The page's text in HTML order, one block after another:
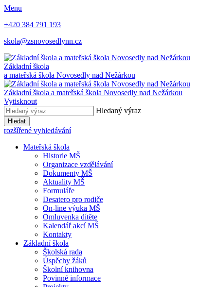
Menu
+420 384 791 193
skola@zsnovosedlynn.cz
Základní škola
a mateřská škola Novosedly nad Nežárkou
Základní škola a mateřská škola Novosedly nad Nežárkou
Vytisknout
Hledaný výraz
Hledat
rozšířené vyhledávání
Mateřská škola
Historie MŠ
Organizace vzdělávání
Dokumenty MŠ
Aktuality MŠ
Formuláře
Desatero pro rodiče
On-line výuka MŠ
Omluvenka dítěte
Kalendář akcí MŠ
Kontakty
Základní škola
Školská rada
Úspěchy žáků
Školní knihovna
Povinné informace